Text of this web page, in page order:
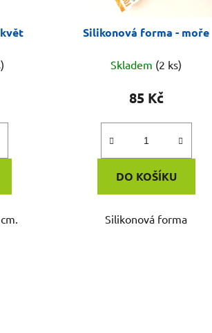
Silikonová forma - moře
Skladem (2 ks)
85 Kč
DO KOŠÍKU
Silikonová forma